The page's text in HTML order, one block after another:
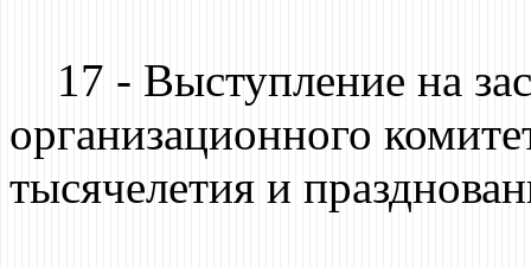
17 - Выступление на
организационного
тысячелетия и